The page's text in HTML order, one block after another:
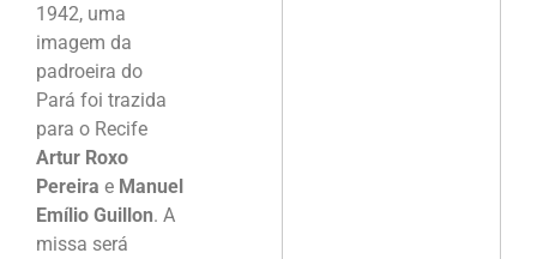
1942, uma
imagem da
padroeira do
Pará foi trazida
para o Recife
Artur Roxo
Pereira e Manuel
Emílio Guillon. A
missa será